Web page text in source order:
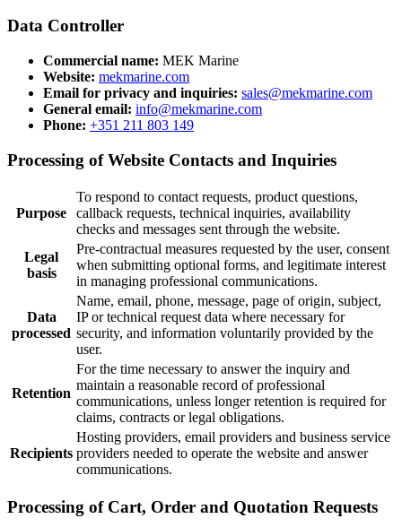
Data Controller
Commercial name: MEK Marine
Website: mekmarine.com
Email for privacy and inquiries: sales@mekmarine.com
General email: info@mekmarine.com
Phone: +351 211 803 149
Processing of Website Contacts and Inquiries
Purpose
To respond to contact requests, product questions,
callback requests, technical inquiries, availability
checks and messages sent through the website.
Legal
basis
Pre-contractual measures requested by the user, consent
when submitting optional forms, and legitimate interest
in managing professional communications.
Data
processed
Name, email, phone, message, page of origin, subject,
IP or technical request data where necessary for
security, and information voluntarily provided by the
user.
Retention
For the time necessary to answer the inquiry and
maintain a reasonable record of professional
communications, unless longer retention is required for
claims, contracts or legal obligations.
Recipients
Hosting providers, email providers and business service
providers needed to operate the website and answer
communications.
Processing of Cart, Order and Quotation Requests